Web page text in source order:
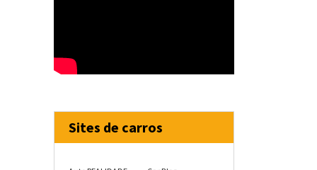
Sites de carros